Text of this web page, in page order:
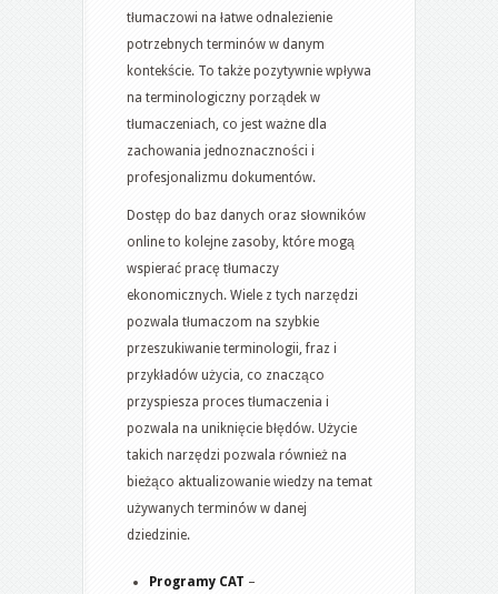
tłumaczowi na łatwe odnalezienie
potrzebnych terminów w danym
kontekście. To także pozytywnie wpływa
na terminologiczny porządek w
tłumaczeniach, co jest ważne dla
zachowania jednoznaczności i
profesjonalizmu dokumentów.
Dostęp do baz danych oraz słowników
online to kolejne zasoby, które mogą
wspierać pracę tłumaczy
ekonomicznych. Wiele z tych narzędzi
pozwala tłumaczom na szybkie
przeszukiwanie terminologii, fraz i
przykładów użycia, co znacząco
przyspiesza proces tłumaczenia i
pozwala na uniknięcie błędów. Użycie
takich narzędzi pozwala również na
bieżąco aktualizowanie wiedzy na temat
używanych terminów w danej
dziedzinie.
Programy CAT –